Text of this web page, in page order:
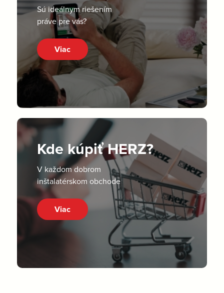
Sú ideálnym riešením
práve pre vás?
Viac
Kde kúpiť HERZ?
V každom dobrom
inštalatérskom obchode
Viac